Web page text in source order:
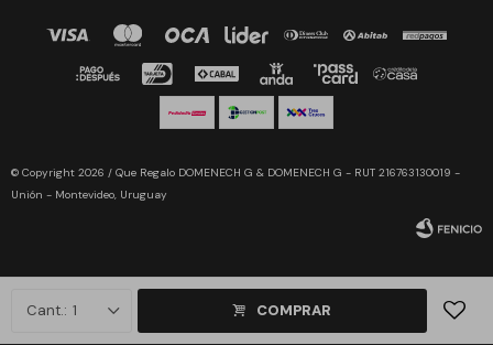
1 COMPRAR
© Copyright 2026 / Que Regalo DOMENECH G & DOMENECH G - RUT 216763130019 -
Unión - Montevideo, Uruguay